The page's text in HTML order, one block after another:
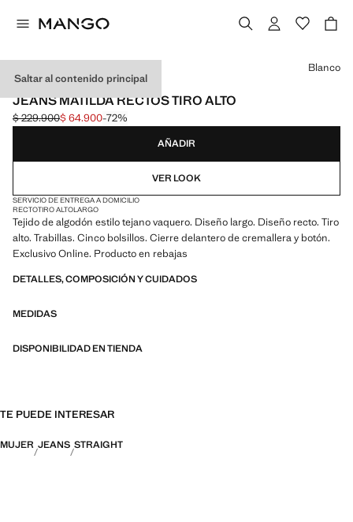
Saltar al contenido principal
EXCLUSIVO ONLINE
JEANS MATILDA RECTOS TIRO ALTO
Precio inicial tachado [$ 229.900 ]
$ 229.900
Precio actual [$ 64.900 ]
$ 64.900-72%
Selecciona un color
Blanco
AÑADIR
VER LOOK
SERVICIO DE ENTREGA A DOMICILIO
RECTOTIRO ALTOLARGO
Tejido de algodón estilo tejano vaquero. Diseño largo. Diseño recto. Tiro
alto. Trabillas. Cinco bolsillos. Cierre delantero de cremallera y botón.
Exclusivo Online. Producto en rebajas
DETALLES, COMPOSICIÓN Y CUIDADOS
MEDIDAS
DISPONIBILIDAD EN TIENDA
TE PUEDE INTERESAR
MUJER JEANS STRAIGHT